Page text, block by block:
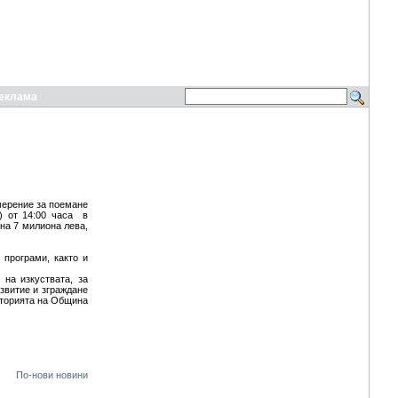
за поемане
от 14:00 часа в
7 милиона лева,
както и
изкуствата, за
и зграждане
на Община
По-нови новини